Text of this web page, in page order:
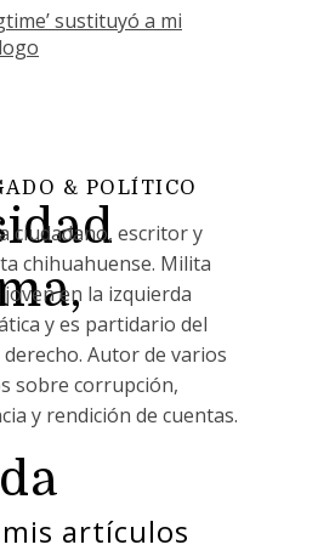
sustituyó a mi
& POLÍTICO
ciudadano, escritor y
chihuahuense. Milita
joven en la izquierda
y es partidario del
derecho. Autor de varios
sobre corrupción,
y rendición de cuentas.
mis artículos